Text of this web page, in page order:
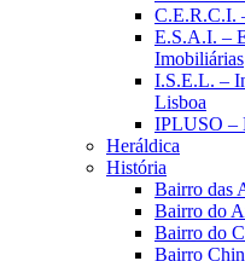
C.E.R.C.I.
E.S.A.I. –
Imobiliárias
I.S.E.L. –
Lisboa
IPLUSO –
Heráldica
História
Bairro das
Bairro do
Bairro do
Bairro